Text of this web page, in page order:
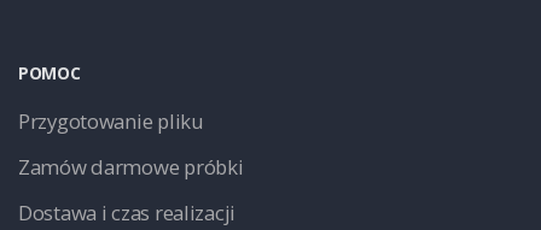
POMOC
Przygotowanie pliku
Zamów darmowe próbki
Dostawa i czas realizacji